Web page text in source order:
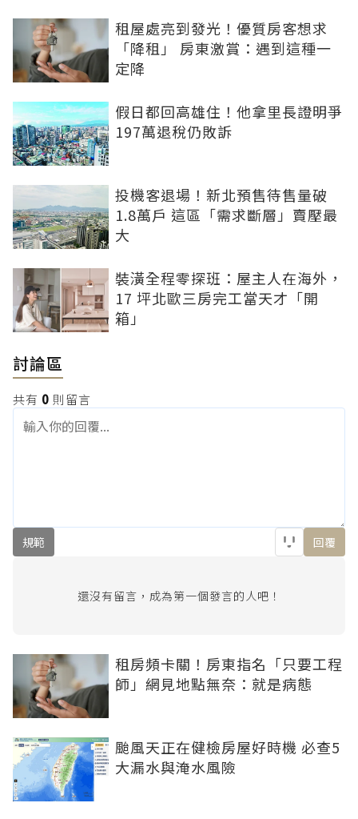
租屋處亮到發光！優質房客想求
「降租」 房東激賞：遇到這種一
定降
假日都回高雄住！他拿里長證明爭
197萬退稅仍敗訴
投機客退場！新北預售待售量破
1.8萬戶 這區「需求斷層」賣壓最
大
裝潢全程零探班：屋主人在海外，
17 坪北歐三房完工當天才「開
箱」
討論區
共有 0 則留言
規範 回覆
還沒有留言，成為第一個發言的人吧！
租房頻卡關！房東指名「只要工程
師」網見地點無奈：就是病態
颱風天正在健檢房屋好時機 必查5
大漏水與淹水風險